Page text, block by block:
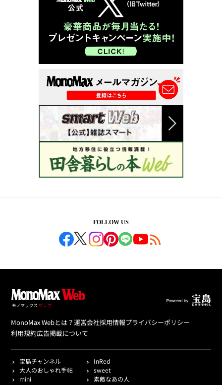
FOLLOW US
MonoMax Webとは？運営会社採用情報プライバシーポリシー
利用規約広告掲載について
宝島チャンネル
InRed
大人のおしゃれ手帖
sweet
mini
素敵なあの人